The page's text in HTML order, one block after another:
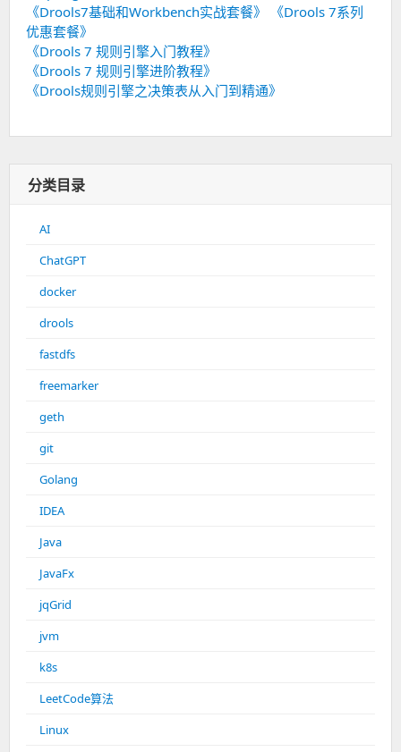
《Drools7基础和Workbench实战套餐》
《Drools 7系列
优惠套餐》
《Drools 7 规则引擎入门教程》
《Drools 7 规则引擎进阶教程》
《Drools规则引擎之决策表从入门到精通》
分类目录
AI
ChatGPT
docker
drools
fastdfs
freemarker
geth
git
Golang
IDEA
Java
JavaFx
jqGrid
jvm
k8s
LeetCode算法
Linux